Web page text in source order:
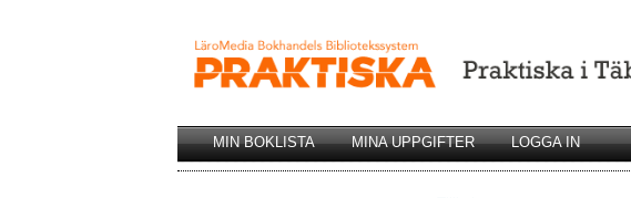
MIN BOKLISTA MINA UPPGIFTER LOGGA IN